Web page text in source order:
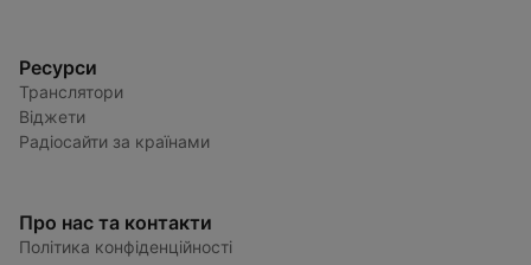
Ресурси
Транслятори
Віджети
Радіосайти за країнами
Про нас та контакти
Політика конфіденційності